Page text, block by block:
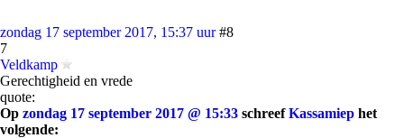
zondag 17 september 2017, 15:37 uur #8
7
Veldkamp
Gerechtigheid en vrede
quote:
Op zondag 17 september 2017 @ 15:33 schreefKassamiep het
volgende: